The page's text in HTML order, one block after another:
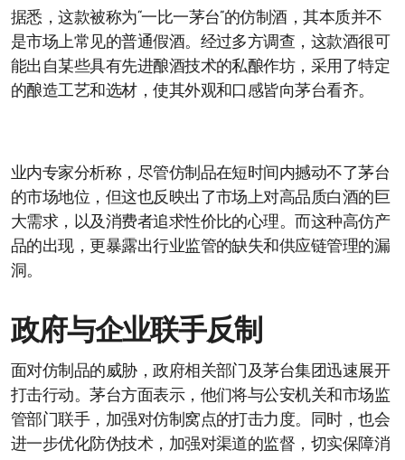
据悉，这款被称为“一比一茅台”的仿制酒，其本质并不
是市场上常见的普通假酒。经过多方调查，这款酒很可
能出自某些具有先进酿酒技术的私酿作坊，采用了特定
的酿造工艺和选材，使其外观和口感皆向茅台看齐。
业内专家分析称，尽管仿制品在短时间内撼动不了茅台
的市场地位，但这也反映出了市场上对高品质白酒的巨
大需求，以及消费者追求性价比的心理。而这种高仿产
品的出现，更暴露出行业监管的缺失和供应链管理的漏
洞。
政府与企业联手反制
面对仿制品的威胁，政府相关部门及茅台集团迅速展开
打击行动。茅台方面表示，他们将与公安机关和市场监
管部门联手，加强对仿制窝点的打击力度。同时，也会
进一步优化防伪技术，加强对渠道的监督，切实保障消